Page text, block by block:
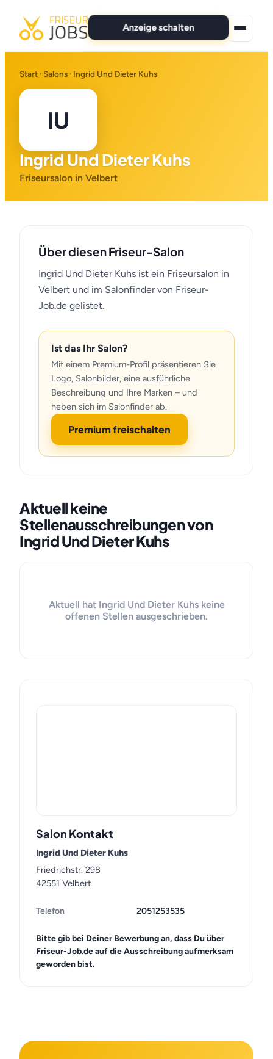
Anzeige schalten
Alle Jobs
Für Bewerber
Marken
Start · Salons · Ingrid Und Dieter Kuhs
IU
Ingrid Und Dieter Kuhs
Friseursalon in Velbert
Über diesen Friseur-Salon
Ingrid Und Dieter Kuhs ist ein Friseursalon in
Velbert und im Salonfinder von Friseur-
Job.de gelistet.
Ist das Ihr Salon?
Mit einem Premium-Profil präsentieren Sie
Logo, Salonbilder, eine ausführliche
Beschreibung und Ihre Marken – und
heben sich im Salonfinder ab.
Premium freischalten
Aktuell keine
Stellenausschreibungen von
Ingrid Und Dieter Kuhs
Aktuell hat Ingrid Und Dieter Kuhs keine
offenen Stellen ausgeschrieben.
Salon Kontakt
Ingrid Und Dieter Kuhs
Friedrichstr. 298
42551 Velbert
Telefon 2051253535
Bitte gib bei Deiner Bewerbung an, dass Du über
Friseur-Job.de auf die Ausschreibung aufmerksam
geworden bist.